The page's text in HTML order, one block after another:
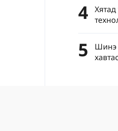
4
5
Шинэ